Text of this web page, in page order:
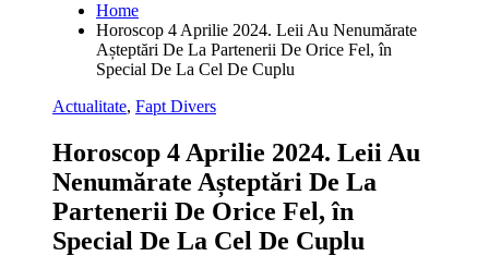
Home
Horoscop 4 Aprilie 2024. Leii Au Nenumărate
Așteptări De La Partenerii De Orice Fel, în
Special De La Cel De Cuplu
Actualitate, Fapt Divers
Horoscop 4 Aprilie 2024. Leii Au
Nenumărate Așteptări De La
Partenerii De Orice Fel, în
Special De La Cel De Cuplu